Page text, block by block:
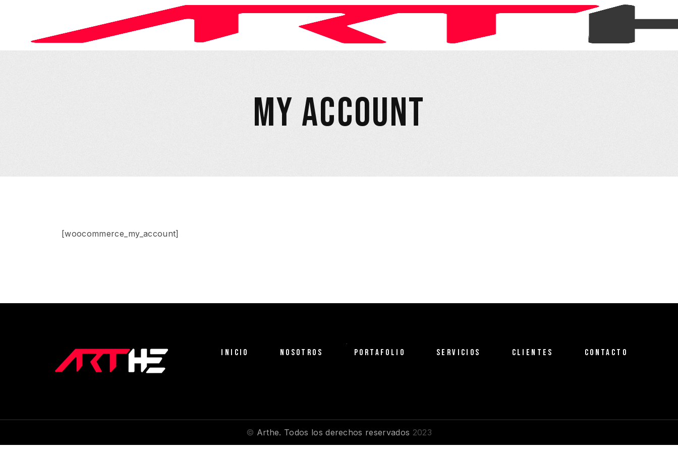
MY ACCOUNT
[woocommerce_my_account]
INICIO NOSOTROS PORTAFOLIO SERVICIOS CLIENTES CONTACTO
© Arthe. Todos los derechos reservados 2023